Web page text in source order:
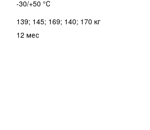
-30/+50 °С
139; 145; 169; 140; 170 кг
12 мес